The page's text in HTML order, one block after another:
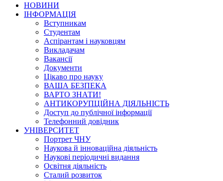
НОВИНИ
ІНФОРМАЦІЯ
Вступникам
Студентам
Аспірантам і науковцям
Викладачам
Вакансії
Документи
Цікаво про науку
ВАША БЕЗПЕКА
ВАРТО ЗНАТИ!
АНТИКОРУПЦІЙНА ДІЯЛЬНІСТЬ
Доступ до публічної інформації
Телефонний довідник
УНІВЕРСИТЕТ
Портрет ЧНУ
Наукова й інноваційна діяльність
Наукові періодичні видання
Освітня діяльність
Сталий розвиток